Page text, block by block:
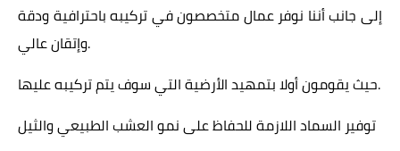
إلى جانب أننا نوفر عمال متخصصون في تركيبه باحترافية ودقة
وإتقان عالي.
حيث يقومون أولا بتمهيد الأرضية التي سوف يتم تركيبه عليها.
توفير السماد اللازمة للحفاظ على نمو العشب الطبيعي والثيل